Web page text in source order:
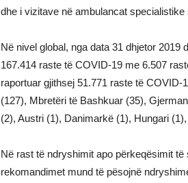
dhe i vizitave në ambulancat specialistike
Në nivel global, nga data 31 dhjetor
167.414 raste të COVID-19 me 6.507
raportuar gjithsej 51.771 raste të
(127), Mbretëri të Bashkuar (35),
(2), Austri (1), Danimarkë (1), Hungari
Në rast të ndryshimit apo përkeqësimit
rekomandimet mund të pësojnë